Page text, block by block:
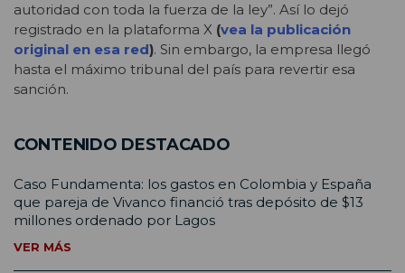
autoridad con toda la fuerza de la ley”. Así lo dejó
registrado en la plataforma X (vea la publicación
original en esa red). Sin embargo, la empresa llegó
hasta el máximo tribunal del país para revertir esa
sanción.
CONTENIDO DESTACADO
Caso Fundamenta: los gastos en Colombia y España
que pareja de Vivanco financió tras depósito de $13
millones ordenado por Lagos
VER MÁS